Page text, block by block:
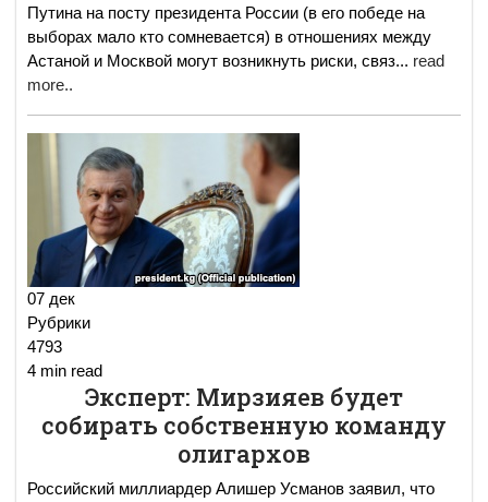
Путина на посту президента России (в его победе на
выборах мало кто сомневается) в отношениях между
Астаной и Москвой могут возникнуть риски, связ... read
more..
07 дек
Рубрики
4793
4 min read
Эксперт: Мирзияев будет
собирать собственную команду
олигархов
Российский миллиардер Алишер Усманов заявил, что